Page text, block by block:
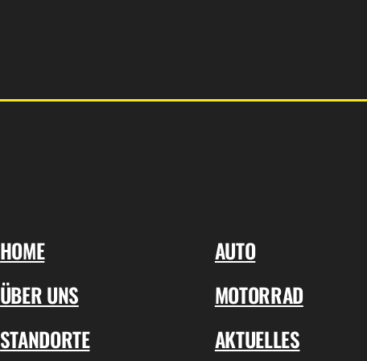
HOME
ÜBER UNS
STANDORTE
AUTO
MOTORRAD
AKTUELLES